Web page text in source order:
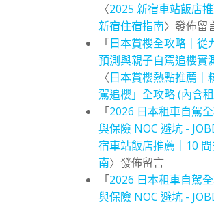
〈2025 新宿車站飯店
新宿住宿指南〉發佈留
「日本賞櫻全攻略｜從
預測與親子自駕追櫻實
〈日本賞櫻熱點推薦｜
駕追櫻」全攻略 (內含
「2026 日本租車自駕
與保險 NOC 避坑 -
宿車站飯店推薦｜10
南〉發佈留言
「2026 日本租車自駕
與保險 NOC 避坑 -